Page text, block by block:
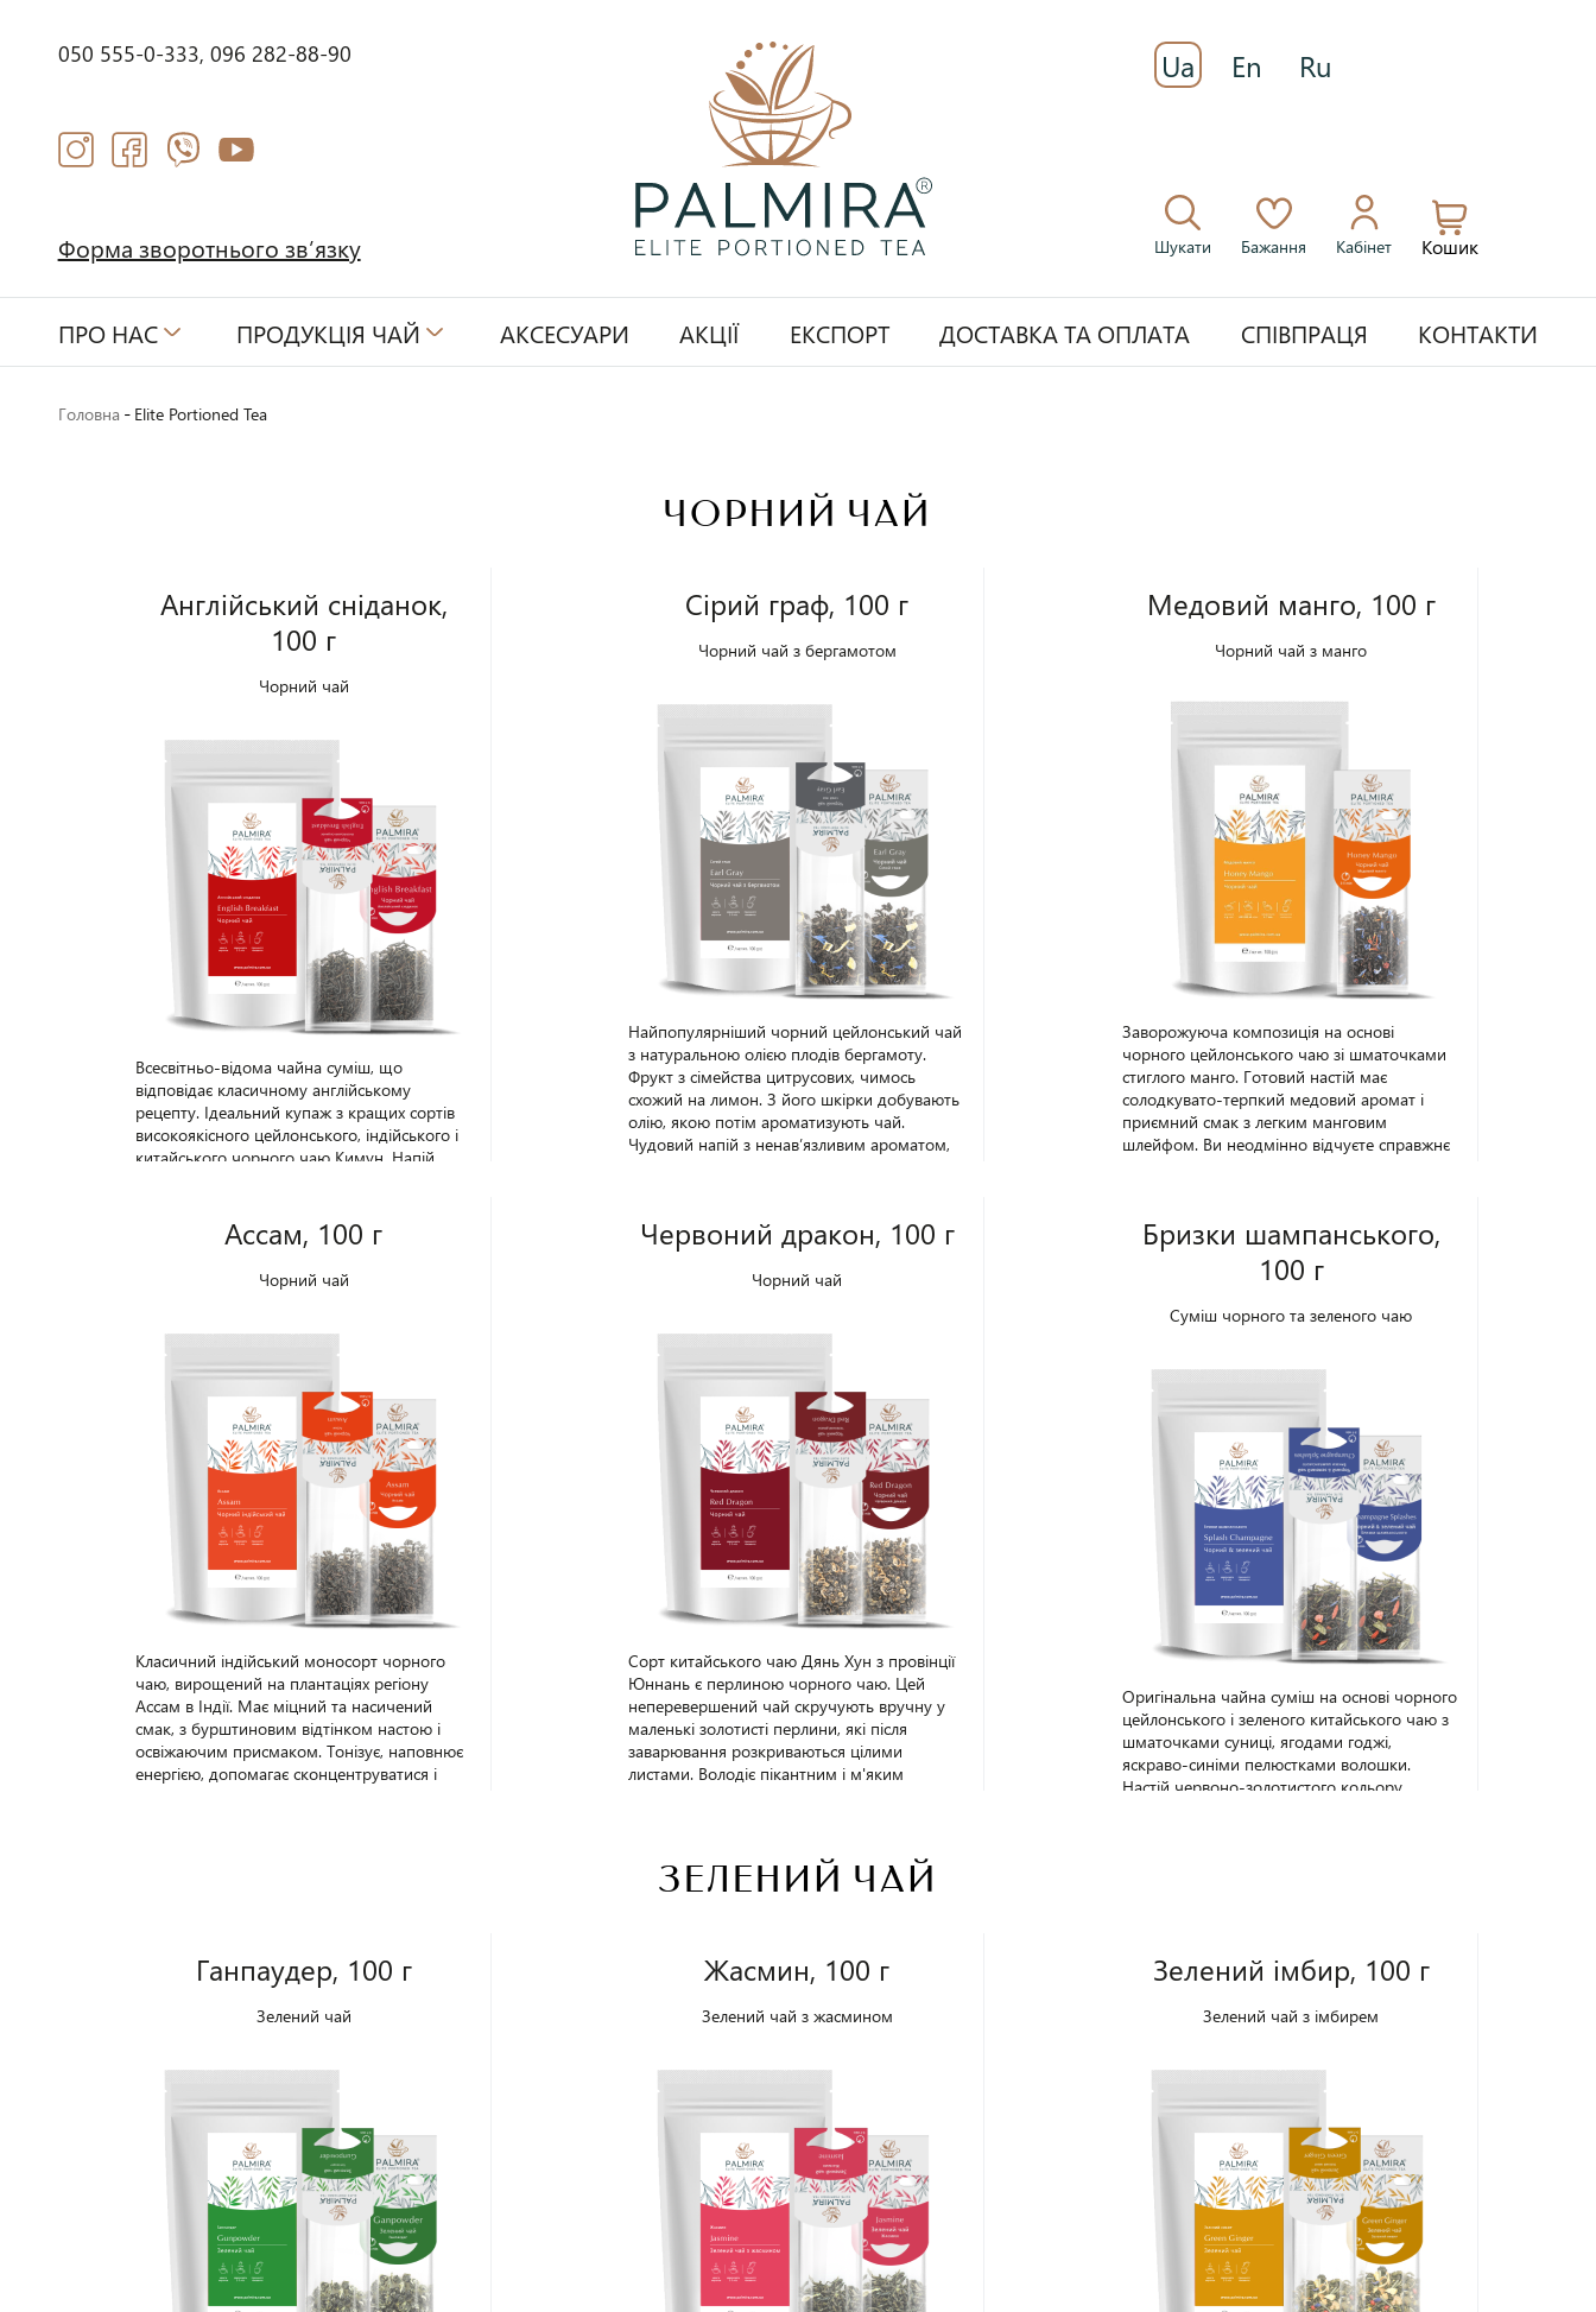
050 555-0-333, 096 282-88-90
Форма зворотнього зв’язку
Ua En Ru
Шукати Бажання Кабінет Кошик
ПРО НАС ПРОДУКЦІЯ ЧАЙ АКСЕСУАРИ АКЦІЇ ЕКСПОРТ ДОСТАВКА ТА ОПЛАТА СПІВПРАЦЯ КОНТАКТИ
Головна - Elite Portioned Tea
ЧОРНИЙ ЧАЙ
Англійський сніданок,
100 г
Чорний чай
Всесвітньо-відома чайна суміш, що
відповідає класичному англійському
рецепту. Ідеальний купаж з кращих сортів
високоякісного цейлонського, індійського і
китайського чорного чаю Кимун. Напій
солодкуватий смак, який вдало поєднується
з цукром, лимоном та молоком.
«Англійський сніданок» добре відомий
своїми тонізуючими властивостями, тому
напоєм. Упаковка - 100 г.
Сірий граф, 100 г
Чорний чай з бергамотом
Найпопулярніший чорний цейлонський чай
з натуральною олією плодів бергамоту.
Фрукт з сімейства цитрусових, чимось
схожий на лимон. З його шкірки добувають
олію, якою потім ароматизують чай.
Чудовий напій з ненав’язливим ароматом,
в його складі добре впливають на
концентрацію уваги. Упаковка - 100 г.
Медовий манго, 100 г
Чорний чай з манго
Заворожуюча композиція на основі
чорного цейлонського чаю зі шматочками
стиглого манго. Готовий настій має
солодкувато-терпкий медовий аромат і
приємний смак з легким манговим
шлейфом. Ви неодмінно відчуєте справжнє
Ассам, 100 г
Чорний чай
Класичний індійський моносорт чорного
чаю, вирощений на плантаціях регіону
Ассам в Індії. Має міцний та насичений
смак, з бурштиновим відтінком настою і
освіжаючим присмаком. Тонізує, наповнює
енергією, допомагає сконцентруватися і
Червоний дракон, 100 г
Чорний чай
Сорт китайського чаю Дянь Хун з провінції
Юннань є перлиною чорного чаю. Цей
неперевершений чай скручують вручну у
маленькі золотисті перлини, які після
заварювання розкриваються цілими
листами. Володіє пікантним і м'яким
Особливість "Червоного Дракона" в тому,
що він не гірчить. Завдяки своїй ідеальній
Бризки шампанського,
100 г
Суміш чорного та зеленого чаю
Оригінальна чайна суміш на основі чорного
цейлонського і зеленого китайського чаю з
шматочками суниці, ягодами годжі,
яскраво-синіми пелюстками волошки.
Настій червоно-золотистого кольору
ЗЕЛЕНИЙ ЧАЙ
Ганпаудер, 100 г
Зелений чай
Жасмин, 100 г
Зелений чай з жасмином
Зелений імбир, 100 г
Зелений чай з імбирем